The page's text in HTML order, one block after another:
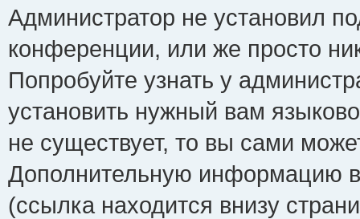
Администратор не установил
конференции, или же просто
Попробуйте узнать у
установить нужный вам
не существует, то вы сами
Дополнительную информацию
(ссылка находится внизу